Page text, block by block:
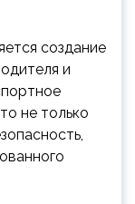
создание
и
не только